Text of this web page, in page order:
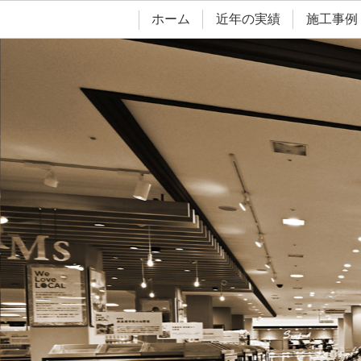
ホーム 近年の実績 施工事例